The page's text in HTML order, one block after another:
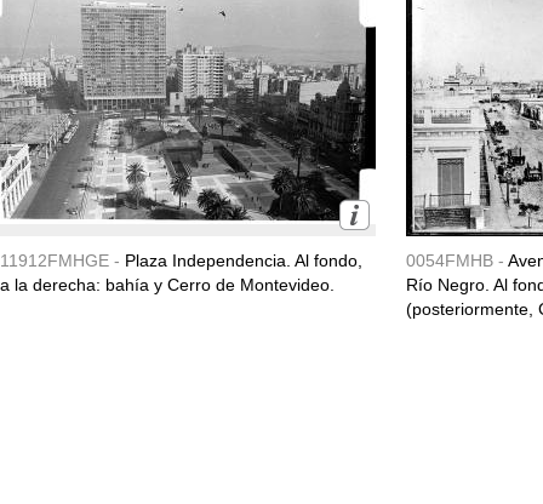
11912FMHGE - Plaza Independencia. Al fondo,
a la derecha: bahía y Cerro de Montevideo.
0054FMHB -
Río Negro. Al
(posteriormente,